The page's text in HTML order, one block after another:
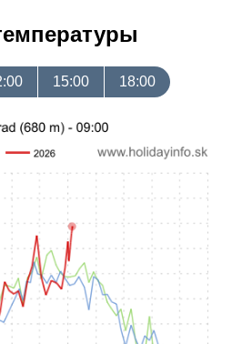
15:00 18:00